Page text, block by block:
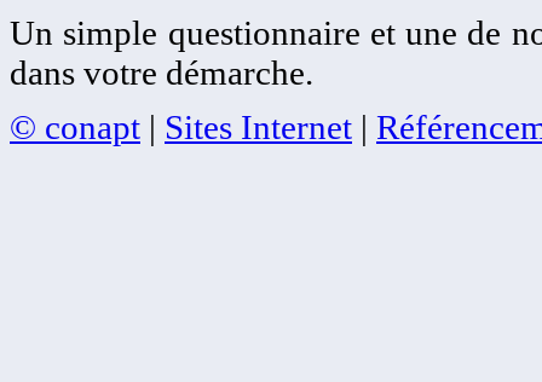
Un simple questionnaire et une de
dans votre démarche.
© conapt | Sites Internet |